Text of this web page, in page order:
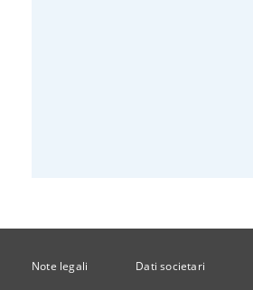
Note legali Dati societari